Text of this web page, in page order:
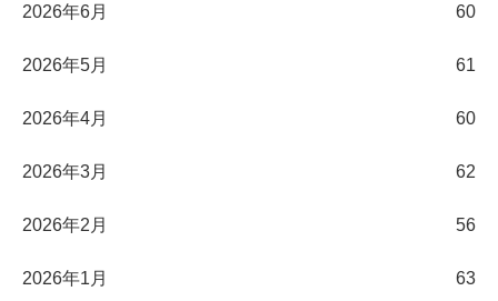
2026年6月 60
2026年5月 61
2026年4月 60
2026年3月 62
2026年2月 56
2026年1月 63